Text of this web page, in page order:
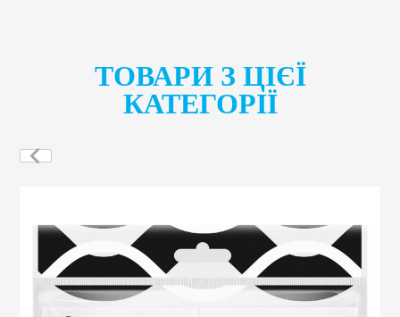
ТОВАРИ З ЦІЄЇ
КАТЕГОРІЇ